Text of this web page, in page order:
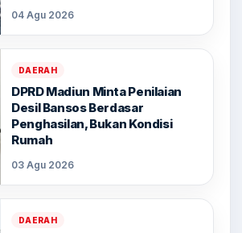
04 Agu 2026
DAERAH
DPRD Madiun Minta Penilaian
Desil Bansos Berdasar
Penghasilan, Bukan Kondisi
Rumah
03 Agu 2026
DAERAH